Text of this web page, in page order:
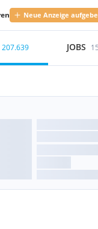
Neue Anzeige
207.639 JOBS